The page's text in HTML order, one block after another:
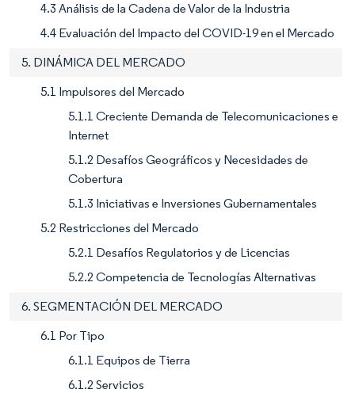
4.3 Análisis de la Cadena de Valor de la Industria
4.4 Evaluación del Impacto del COVID-19 en el Mercado
5. DINÁMICA DEL MERCADO
5.1 Impulsores del Mercado
5.1.1 Creciente Demanda de Telecomunicaciones e
Internet
5.1.2 Desafíos Geográficos y Necesidades de
Cobertura
5.1.3 Iniciativas e Inversiones Gubernamentales
5.2 Restricciones del Mercado
5.2.1 Desafíos Regulatorios y de Licencias
5.2.2 Competencia de Tecnologías Alternativas
6. SEGMENTACIÓN DEL MERCADO
6.1 Por Tipo
6.1.1 Equipos de Tierra
6.1.2 Servicios